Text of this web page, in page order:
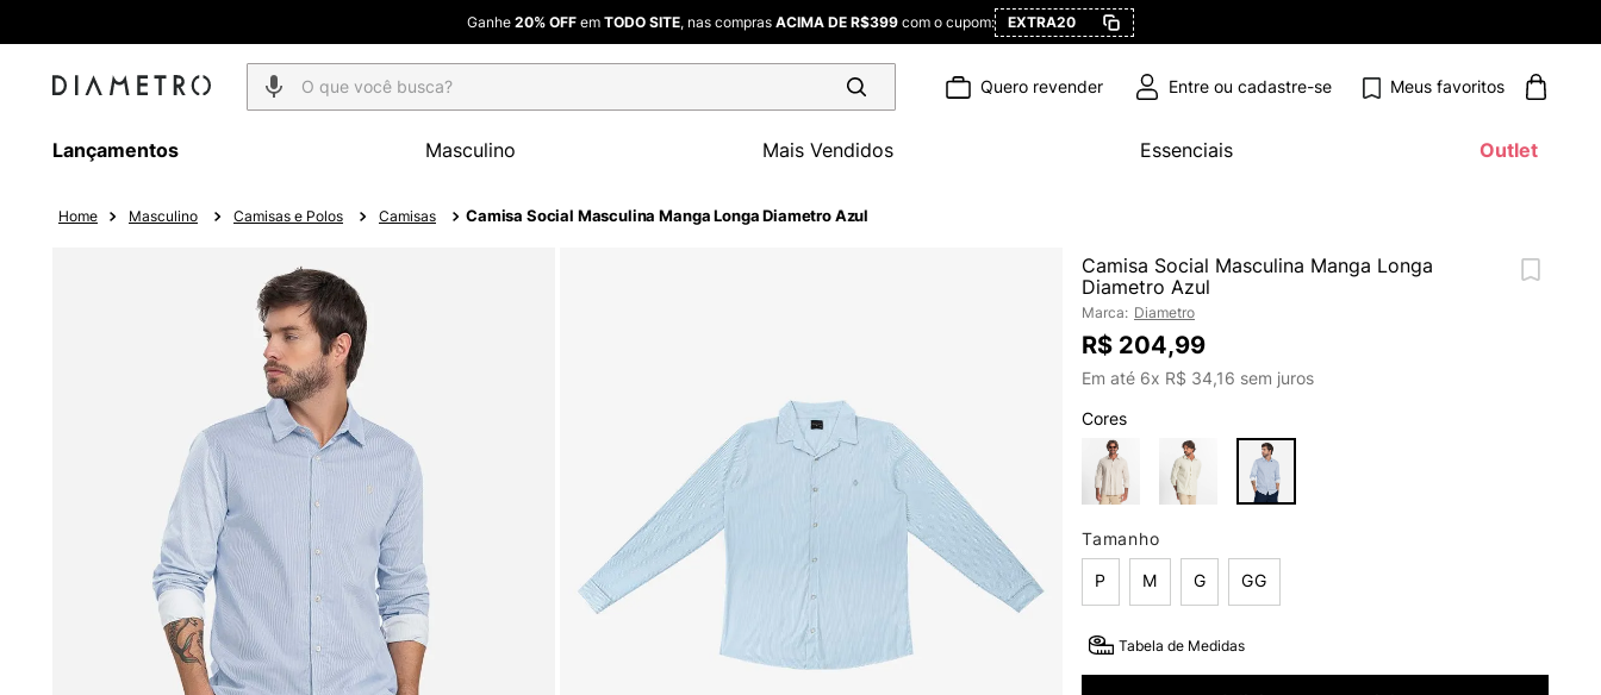
Ganhe 20% OFF em TODO SITE, nas compras ACIMA DE R$399 com o cupom: EXTRA20
O que você busca?
Quero revender Meus favoritos
Lançamentos Masculino Mais Vendidos Essenciais Outlet
Masculino Camisas e Polos Camisas Camisa Social Masculina Manga Longa Diametro Azul
Camisa Social Masculina Manga Longa
Diametro Azul
Marca: Diametro
R$ 204,99
Em até 6x R$ 34,16 sem juros
Cores
Tamanho
P M G GG
Tabela de Medidas